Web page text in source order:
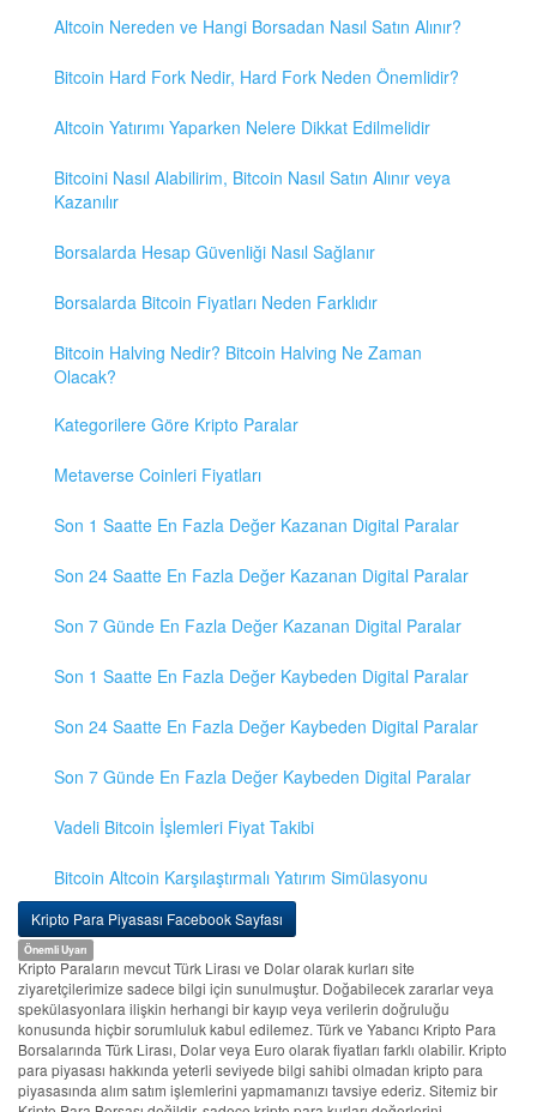
Altcoin Nereden ve Hangi Borsadan Nasıl Satın Alınır?
Bitcoin Hard Fork Nedir, Hard Fork Neden Önemlidir?
Altcoin Yatırımı Yaparken Nelere Dikkat Edilmelidir
Bitcoini Nasıl Alabilirim, Bitcoin Nasıl Satın Alınır veya
Kazanılır
Borsalarda Hesap Güvenliği Nasıl Sağlanır
Borsalarda Bitcoin Fiyatları Neden Farklıdır
Bitcoin Halving Nedir? Bitcoin Halving Ne Zaman
Olacak?
Kategorilere Göre Kripto Paralar
Metaverse Coinleri Fiyatları
Son 1 Saatte En Fazla Değer Kazanan Digital Paralar
Son 24 Saatte En Fazla Değer Kazanan Digital Paralar
Son 7 Günde En Fazla Değer Kazanan Digital Paralar
Son 1 Saatte En Fazla Değer Kaybeden Digital Paralar
Son 24 Saatte En Fazla Değer Kaybeden Digital Paralar
Son 7 Günde En Fazla Değer Kaybeden Digital Paralar
Vadeli Bitcoin İşlemleri Fiyat Takibi
Bitcoin Altcoin Karşılaştırmalı Yatırım Simülasyonu
Kripto Para Piyasası Facebook Sayfası
Önemli Uyarı
Kripto Paraların mevcut Türk Lirası ve Dolar olarak kurları site
ziyaretçilerimize sadece bilgi için sunulmuştur. Doğabilecek zararlar veya
spekülasyonlara ilişkin herhangi bir kayıp veya verilerin doğruluğu
konusunda hiçbir sorumluluk kabul edilemez. Türk ve Yabancı Kripto Para
Borsalarında Türk Lirası, Dolar veya Euro olarak fiyatları farklı olabilir. Kripto
para piyasası hakkında yeterli seviyede bilgi sahibi olmadan kripto para
piyasasında alım satım işlemlerini yapmamanızı tavsiye ederiz. Sitemiz bir